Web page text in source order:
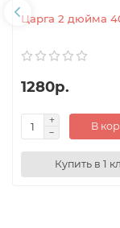
Царга 2 дюйма
1280р.
В
Купить в 1